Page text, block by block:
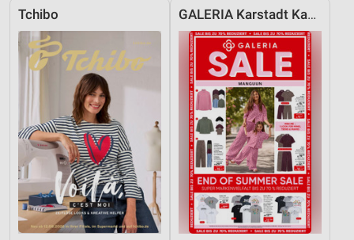
Tchibo GALERIA Karstadt Kaufhof